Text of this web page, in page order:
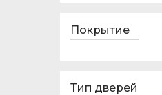
Покрытие
Тип дверей